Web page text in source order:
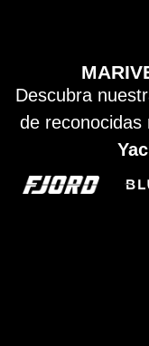
Descubra
de reconocidas